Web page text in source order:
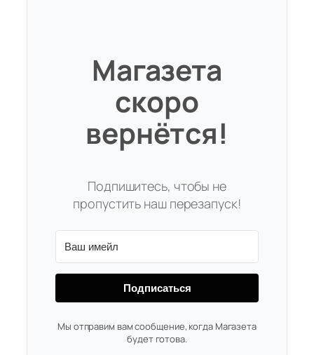
Магазета
скоро
вернётся!
Подпишитесь, чтобы не
пропустить наш перезапуск!
Подписаться
Мы отправим вам сообщение, когда Магазета
будет готова.